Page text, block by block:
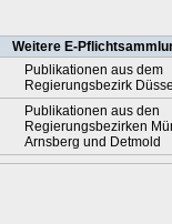
Weitere E-
Publikationen aus dem
Regierungsbezirk
Publikationen aus den
Regierungsbezirken
Arnsberg und Detmold